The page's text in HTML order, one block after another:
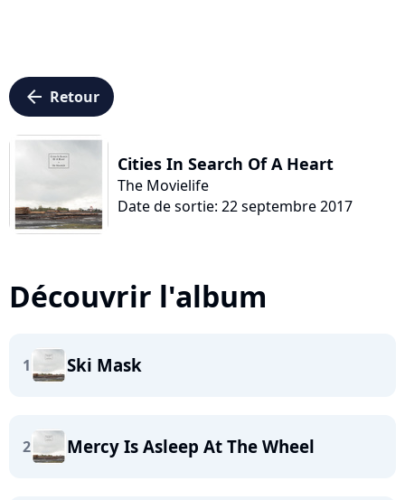
arrow_left Retour
Cities In Search Of A Heart
The Movielife
Date de sortie: 22 septembre 2017
Découvrir l'album
1 Ski Mask
2 Mercy Is Asleep At The Wheel